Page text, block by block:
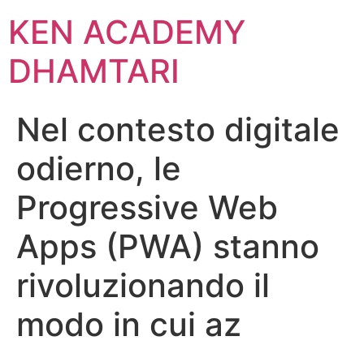
KEN ACADEMY
DHAMTARI
Nel contesto digitale
odierno, le
Progressive Web
Apps (PWA) stanno
rivoluzionando il
modo in cui az